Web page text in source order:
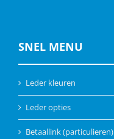
SNEL MENU
Leder kleuren
Leder opties
Betaallink (particulieren)